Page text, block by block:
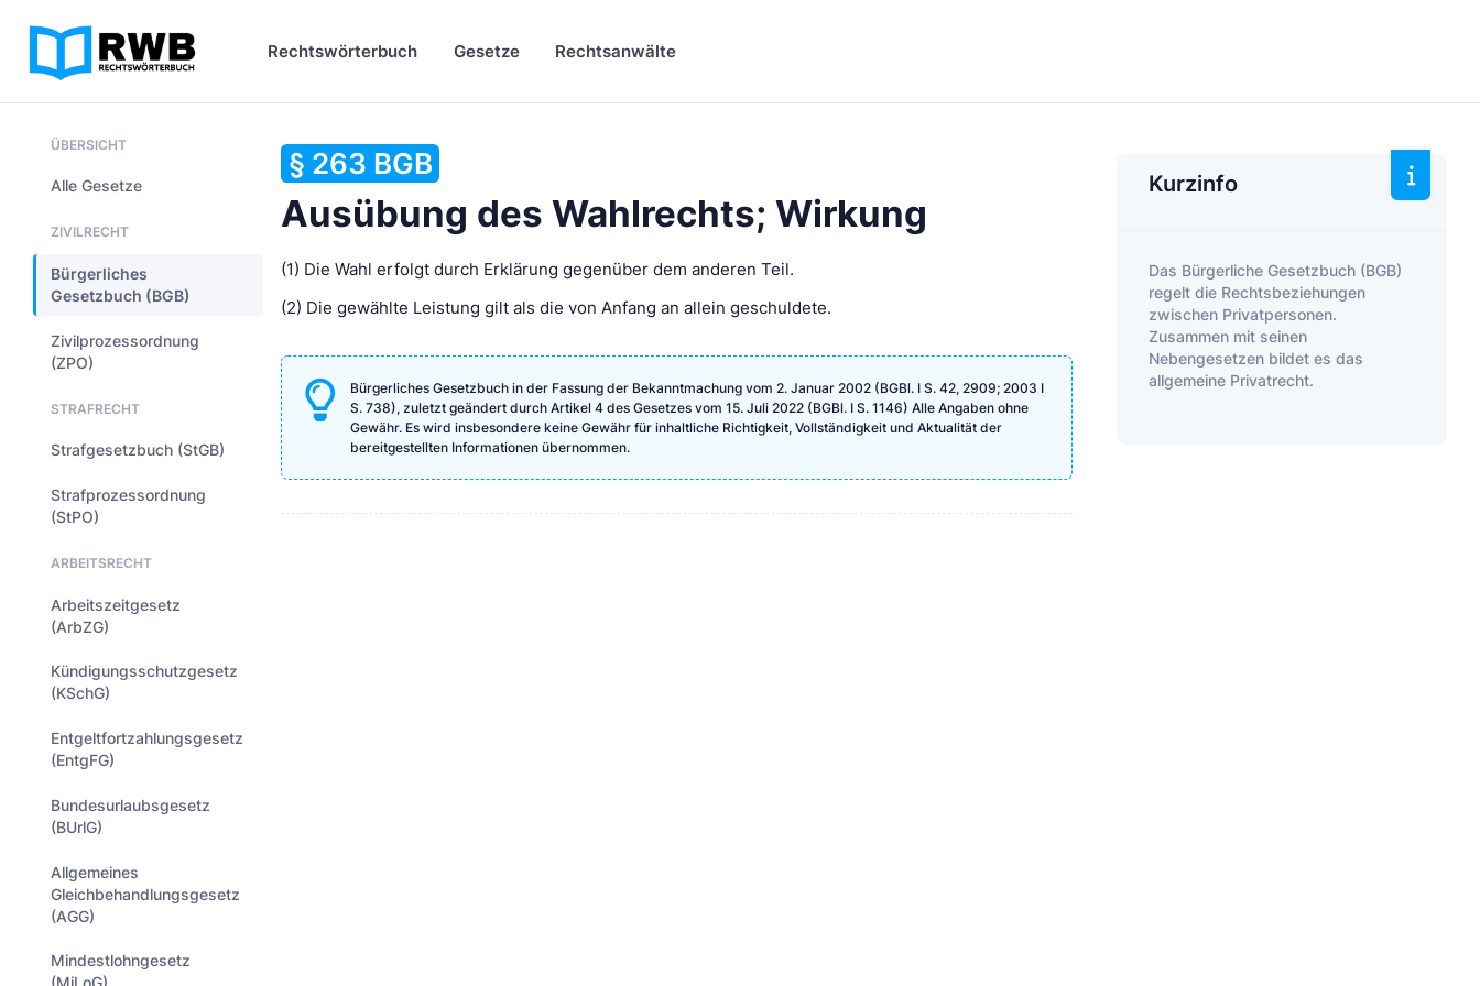
Rechtswörterbuch Gesetze Rechtsanwälte
ÜBERSICHT
Alle Gesetze
ZIVILRECHT
Bürgerliches
Gesetzbuch (BGB)
Zivilprozessordnung
(ZPO)
STRAFRECHT
Strafgesetzbuch (StGB)
Strafprozessordnung
(StPO)
ARBEITSRECHT
Arbeitszeitgesetz
(ArbZG)
Kündigungsschutzgesetz
(KSchG)
Entgeltfortzahlungsgesetz
(EntgFG)
Bundesurlaubsgesetz
(BUrlG)
Allgemeines
Gleichbehandlungsgesetz
(AGG)
Mindestlohngesetz
§ 263 BGB
Ausübung des Wahlrechts; Wirkung
(1) Die Wahl erfolgt durch Erklärung gegenüber dem anderen Teil.
(2) Die gewählte Leistung gilt als die von Anfang an allein geschuldete.
Bürgerliches Gesetzbuch in der Fassung der Bekanntmachung vom 2. Januar 2002 (BGBl. I S. 42, 2909; 2003 I
S. 738), zuletzt geändert durch Artikel 4 des Gesetzes vom 15. Juli 2022 (BGBl. I S. 1146) Alle Angaben ohne
Gewähr. Es wird insbesondere keine Gewähr für inhaltliche Richtigkeit, Vollständigkeit und Aktualität der
bereitgestellten Informationen übernommen.
Kurzinfo
Das Bürgerliche Gesetzbuch (BGB)
regelt die Rechtsbeziehungen
zwischen Privatpersonen.
Zusammen mit seinen
Nebengesetzen bildet es das
allgemeine Privatrecht.